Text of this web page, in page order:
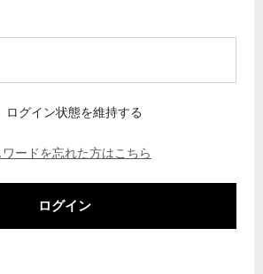
ログイン状態を維持する
ードを忘れた方はこちら
ログイン